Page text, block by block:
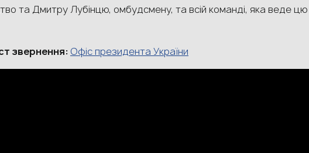
та Дмитру Лубінцю, омбудсмену, та всій команді, яка веде цю
звернення: Офіс президента України